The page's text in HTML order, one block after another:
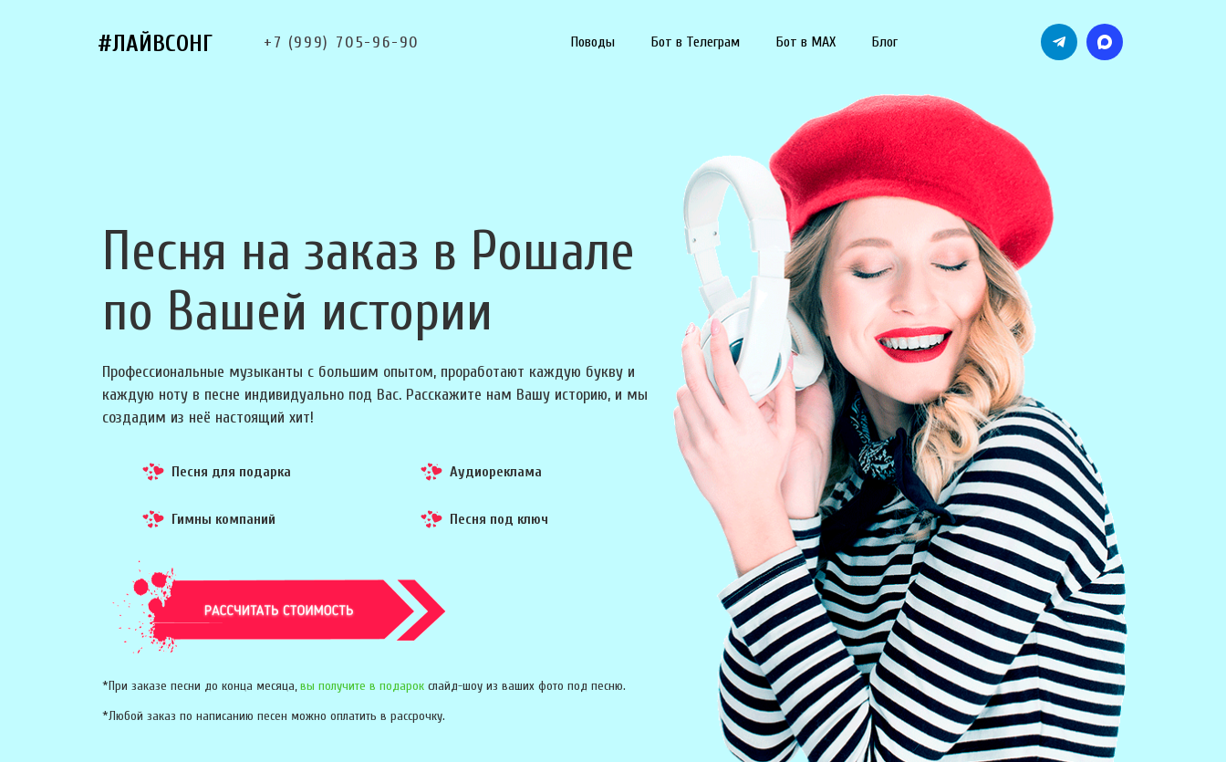
#ЛАЙВСОНГ +7 (999) 705-96-90 Поводы Бот в Телеграм Бот в MAX Блог
Песня на заказ в Рошале
по Вашей истории
Профессиональные музыканты с большим опытом, проработают каждую букву и
каждую ноту в песне индивидуально под Вас. Расскажите нам Вашу историю, и мы
создадим из неё настоящий хит!
Песня для подарка Аудиореклама
Гимны компаний Песня под ключ
*При заказе песни до конца месяца,вы получите в подарок слайд-шоу из ваших фото под песню.
*Любой заказ по написанию песен можно оплатить в рассрочку.